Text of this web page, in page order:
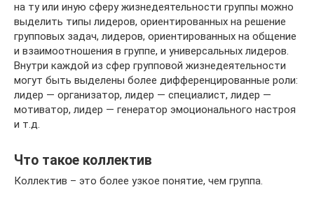
на ту или иную сферу жизнедеятельности группы можно
выделить типы лидеров, ориентированных на решение
групповых задач, лидеров, ориентированных на общение
и взаимоотношения в группе, и универсальных лидеров.
Внутри каждой из сфер групповой жизнедеятельности
могут быть выделены более дифференцированные роли:
лидер — организатор, лидер — специалист, лидер —
мотиватор, лидер — генератор эмоционального настроя
и т.д.
Что такое коллектив
Коллектив – это более узкое понятие, чем группа.